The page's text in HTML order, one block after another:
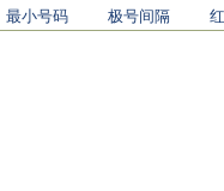
最小号码 极号间隔